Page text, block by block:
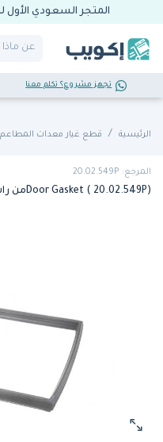
المتجر السعودي
تجهز مشروع؟ تكلم معنا
الرئيسية قطع غيار معدات المطاعم
المرجع: 20.02.549P
Door Gasket ( 20.02.549P)من راشونال